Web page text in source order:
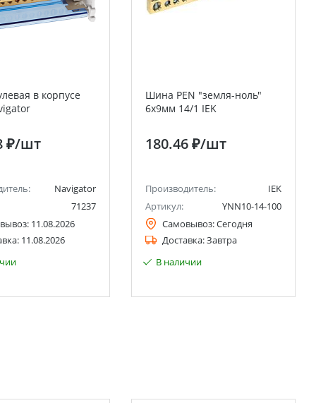
в корпусе
₽/шт
Navigator
71237
11.08.2026
11.08.2026
Шина PEN "земля-ноль"
6х9мм 14/1 IEK
180.46 ₽/шт
Производитель:
IEK
Артикул:
YNN10-14-100
Самовывоз:Сегодня
Доставка:Завтра
В наличии